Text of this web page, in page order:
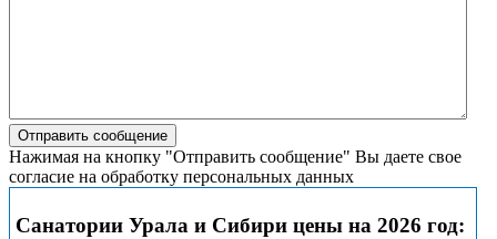
Нажимая на кнопку "Отправить сообщение" Вы даете свое
согласие на обработку персональных данных
Санатории Урала и Сибири цены на 2026 год: